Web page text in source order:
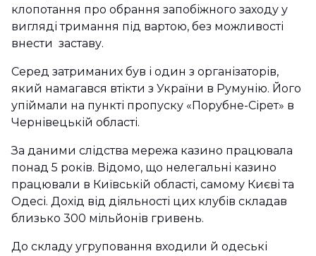
клопотання про обрання запобіжного заходу у
вигляді тримання під вартою, без можливості
внести заставу.
Серед затриманих був і один з організаторів,
який намагався втікти з України в Румунію. Його
упіймали на пункті пропуску «Порубне-Сірет» в
Чернівецькій області.
За даними слідства мережа казино працювала
понад 5 років. Відомо, що нелегальні казино
працювали в Київській області, самому Києві та
Одесі. Дохід від діяльності цих клубів складав
близько 300 мільйонів гривень.
До складу угруповання входили й одеські